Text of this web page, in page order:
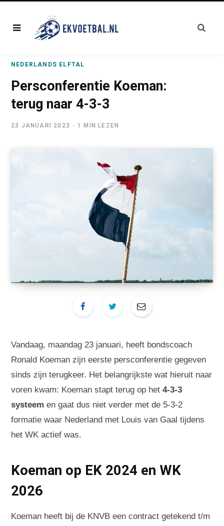
NEDERLANDS ELFTAL
Persconferentie Koeman:
terug naar 4-3-3
23 JANUARI 2023 1 MIN LEZEN
Vandaag, maandag 23 januari, heeft bondscoach
Ronald Koeman zijn eerste persconferentie gegeven
sinds zijn terugkeer. Het belangrijkste wat hieruit naar
voren kwam: Koeman stapt terug op het 4-3-3
systeem en gaat dus niet verder met de 5-3-2
formatie waar Nederland met Louis van Gaal tijdens
het WK actief was.
Koeman op EK 2024 en WK
2026
Koeman heeft bij de KNVB een contract getekend t/m